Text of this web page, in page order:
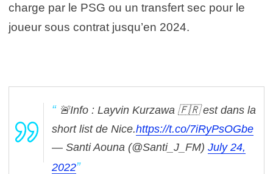
charge par le PSG ou un transfert sec pour le
joueur sous contrat jusqu’en 2024.
🚨Info : Layvin Kurzawa 🇫🇷 est dans la
short list de Nice.https://t.co/7iRyPsOGbe
— Santi Aouna (@Santi_J_FM) July 24,
2022